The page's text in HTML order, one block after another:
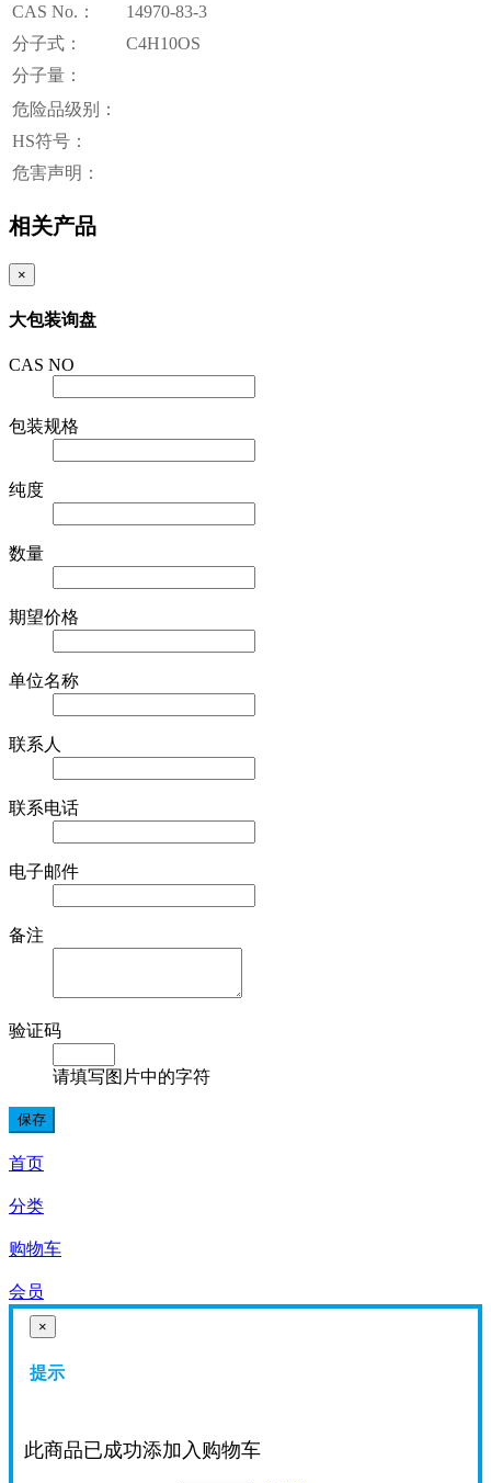
CAS No.：
14970-83-3
分子式：
C4H10OS
分子量：
危险品级别：
HS符号：
危害声明：
相关产品
×
大包装询盘
CAS NO
包装规格
纯度
数量
期望价格
单位名称
联系人
联系电话
电子邮件
备注
验证码
请填写图片中的字符
首页
分类
购物车
会员
×
提示
此商品已成功添加入购物车